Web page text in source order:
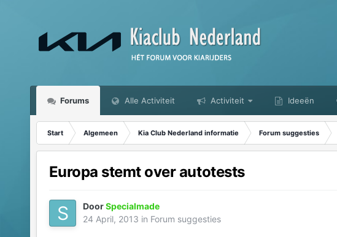
Forums Alle Activiteit Activiteit Ideeën
Start Algemeen Kia Club Nederland informatie Forum suggesties
Europa stemt over autotests
DoorSpecialmade
24 April, 2013 in Forum suggesties